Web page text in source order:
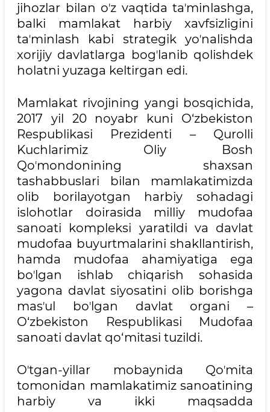
jihozlar bilan oʼz vaqtida taʼminlashga,
balki mamlakat harbiy xavfsizligini
taʼminlash kabi strategik yoʼnalishda
xorijiy davlatlarga bogʼlanib qolishdek
holatni yuzaga keltirgan edi.
Mamlakat rivojining yangi bosqichida,
2017 yil 20 noyabr kuni O‘zbekiston
Respublikasi Prezidenti – Qurolli
Kuchlarimiz Oliy Bosh
Qoʼmondonining shaxsan
tashabbuslari bilan mamlakatimizda
olib borilayotgan harbiy sohadagi
islohotlar doirasida milliy mudofaa
sanoati kompleksi yaratildi va davlat
mudofaa buyurtmalarini shakllantirish,
hamda mudofaa ahamiyatiga ega
boʼlgan ishlab chiqarish sohasida
yagona davlat siyosatini olib borishga
masʼul boʼlgan davlat organi –
O‘zbekiston Respublikasi Mudofaa
sanoati davlat qo‘mitasi tuzildi.
Oʼtgan-yillar mobaynida Qoʼmita
tomonidan mamlakatimiz sanoatining
harbiy va ikki maqsadda